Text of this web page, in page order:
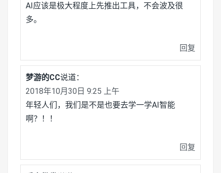
AI应该是极大程度上先推出工具，不会波及很
多。
回复
梦游的CC说道：
2018年10月30日 9:25 上午
年轻人们，我们是不是也要去学一学AI智能
啊？！！
回复